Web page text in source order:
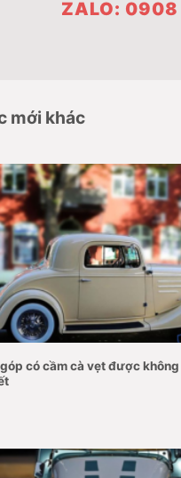
ZALO:
mới khác
có cầm cà vẹt được